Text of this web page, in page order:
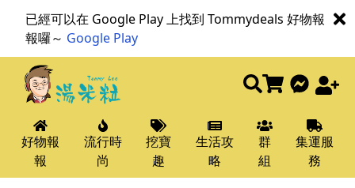
已經可以在 Google Play 上找到 Tommydeals 好物報
報囉～ Google Play
好物報
報
流行時
尚
挖寶
趣
生活攻
略
群
組
集運服
務